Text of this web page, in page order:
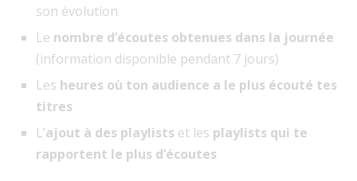
son évolution
Le nombre d’écoutes obtenues dans la journée
(information disponible pendant 7 jours)
Les heures où ton audience a le plus écouté tes
titres
L’ajout à des playlists et les playlists qui te
rapportent le plus d’écoutes